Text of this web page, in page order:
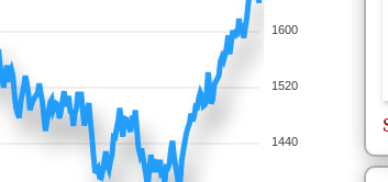
1600
1520
1440